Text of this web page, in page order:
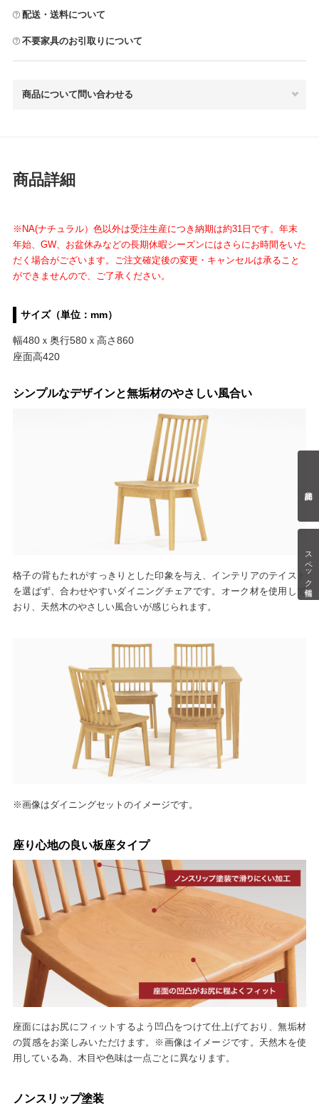
スペック情報
配送・送料について
不要家具のお引取りについて
商品について問い合わせる
商品詳細
※NA(ナチュラル）色以外は受注生産につき納期は約31日です。年末
年始、GW、お盆休みなどの長期休暇シーズンにはさらにお時間をいた
だく場合がございます。ご注文確定後の変更・キャンセルは承ること
ができませんので、ご了承ください。
サイズ（単位：mm）
幅480ｘ奥行580ｘ高さ860
座面高420
シンプルなデザインと無垢材のやさしい風合い
格子の背もたれがすっきりとした印象を与え、インテリアのテイスト
を選ばず、合わせやすいダイニングチェアです。オーク材を使用して
おり、天然木のやさしい風合いが感じられます。
※画像はダイニングセットのイメージです。
座り心地の良い板座タイプ
座面にはお尻にフィットするよう凹凸をつけて仕上げており、無垢材
の質感をお楽しみいただけます。※画像はイメージです。天然木を使
用している為、木目や色味は一点ごとに異なります。
ノンスリップ塗装